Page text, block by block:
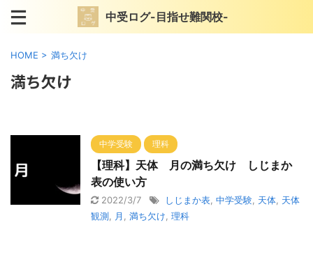
中受ログ-目指せ難関校-
HOME > 満ち欠け
満ち欠け
中学受験 理科
【理科】天体 月の満ち欠け しじまか
表の使い方
2022/3/7 しじまか表 中学受験 天体 天体
観測
月 満ち欠け 理科